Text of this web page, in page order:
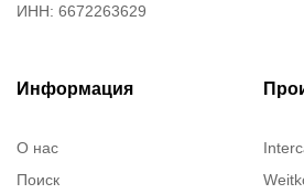
ИНН: 6672263629
Информация
О нас
Поиск